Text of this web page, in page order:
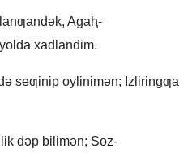
Agaⱨ-
xadlandim.
seƣinip oylinimǝn; Izliringƣa
dǝp bilimǝn; Sɵz-